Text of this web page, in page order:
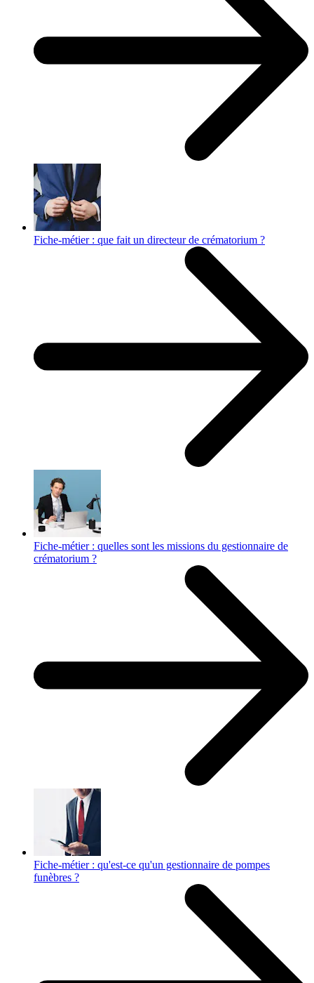
Fiche-métier : que fait un directeur de crématorium ?
Fiche-métier : quelles sont les missions du gestionnaire de
crématorium ?
Fiche-métier : qu'est-ce qu'un gestionnaire de pompes
funèbres ?